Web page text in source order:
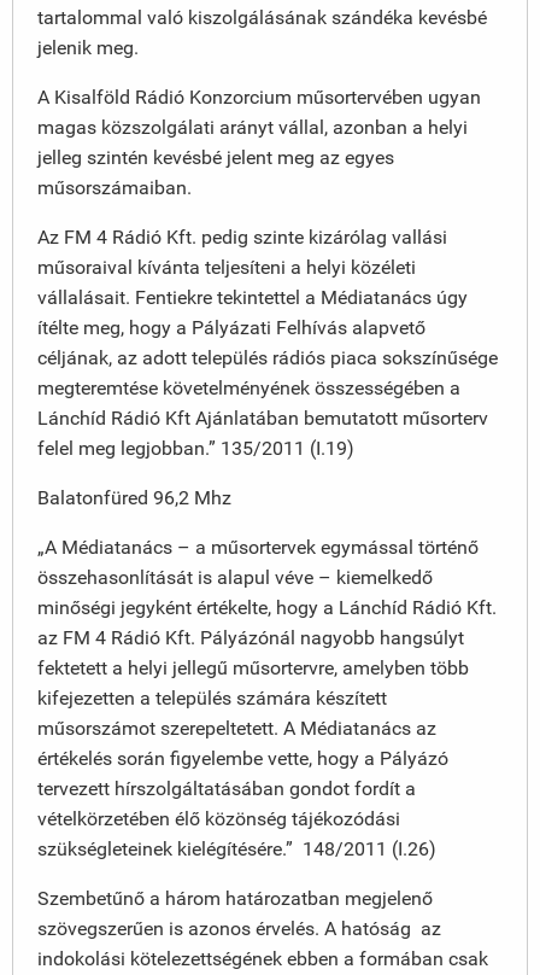
tartalommal való kiszolgálásának szándéka kevésbé
jelenik meg.
A Kisalföld Rádió Konzorcium műsortervében ugyan
magas közszolgálati arányt vállal, azonban a helyi
jelleg szintén kevésbé jelent meg az egyes
műsorszámaiban.
Az FM 4 Rádió Kft. pedig szinte kizárólag vallási
műsoraival kívánta teljesíteni a helyi közéleti
vállalásait. Fentiekre tekintettel a Médiatanács úgy
ítélte meg, hogy a Pályázati Felhívás alapvető
céljának, az adott település rádiós piaca sokszínűsége
megteremtése követelményének összességében a
Lánchíd Rádió Kft Ajánlatában bemutatott műsorterv
felel meg legjobban.” 135/2011 (I.19)
Balatonfüred 96,2 Mhz
„A Médiatanács – a műsortervek egymással történő
összehasonlítását is alapul véve – kiemelkedő
minőségi jegyként értékelte, hogy a Lánchíd Rádió Kft.
az FM 4 Rádió Kft. Pályázónál nagyobb hangsúlyt
fektetett a helyi jellegű műsortervre, amelyben több
kifejezetten a település számára készített
műsorszámot szerepeltetett. A Médiatanács az
értékelés során figyelembe vette, hogy a Pályázó
tervezett hírszolgáltatásában gondot fordít a
vételkörzetében élő közönség tájékozódási
szükségleteinek kielégítésére.” 148/2011 (I.26)
Szembetűnő a három határozatban megjelenő
szövegszerűen is azonos érvelés. A hatóság az
indokolási kötelezettségének ebben a formában csak